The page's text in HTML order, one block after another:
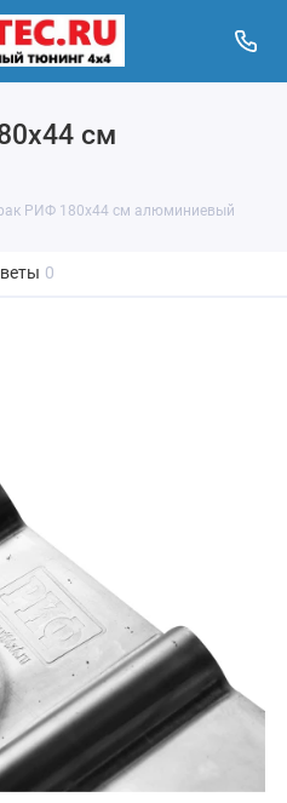
см
РИФ 180x44 см алюминиевый
0